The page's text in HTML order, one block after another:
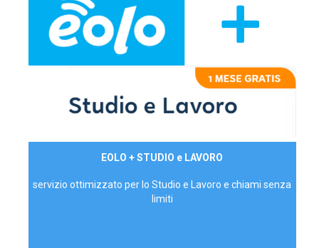
EOLO + STUDIO e LAVORO
servizio ottimizzato per lo Studio e Lavoro e chiami senza
limiti